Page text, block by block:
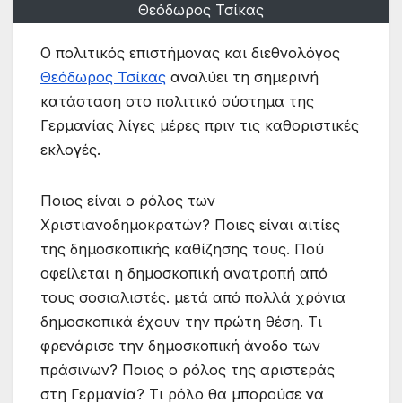
Θεόδωρος Τσίκας
Ο πολιτικός επιστήμονας και διεθνολόγος
Θεόδωρος Τσίκας αναλύει τη σημερινή
κατάσταση στο πολιτικό σύστημα της
Γερμανίας λίγες μέρες πριν τις καθοριστικές
εκλογές.
Ποιος είναι ο ρόλος των
Χριστιανοδημοκρατών? Ποιες είναι αιτίες
της δημοσκοπικής καθίζησης τους. Πού
οφείλεται η δημοσκοπική ανατροπή από
τους σοσιαλιστές. μετά από πολλά χρόνια
δημοσκοπικά έχουν την πρώτη θέση. Τι
φρενάρισε την δημοσκοπική άνοδο των
πράσινων? Ποιος ο ρόλος της αριστεράς
στη Γερμανία? Τι ρόλο θα μπορούσε να